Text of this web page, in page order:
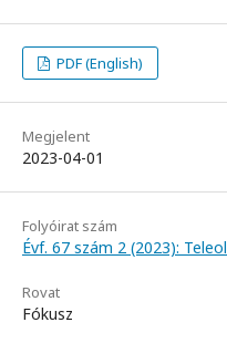
PDF (English)
Megjelent
2023-04-01
Folyóirat szám
Évf. 67 szám 2 (2023):
Rovat
Fókusz